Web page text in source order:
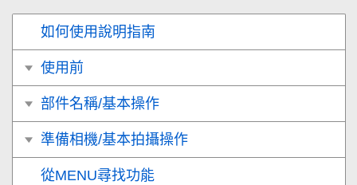
如何使用說明指南
使用前
部件名稱/基本操作
準備相機/基本拍攝操作
從MENU尋找功能